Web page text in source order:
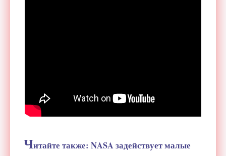
Читайте также: NASA задействует малые